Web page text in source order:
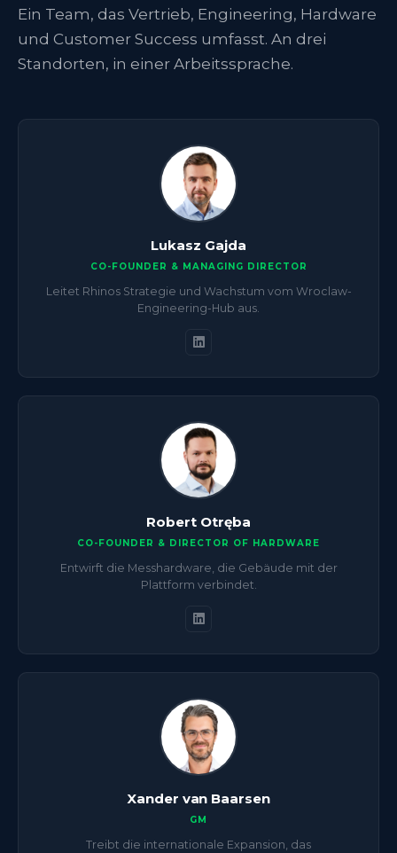
Ein Team, das Vertrieb, Engineering, Hardware
und Customer Success umfasst. An drei
Standorten, in einer Arbeitssprache.
Lukasz Gajda
CO-FOUNDER & MANAGING DIRECTOR
Leitet Rhinos Strategie und Wachstum vom Wroclaw-
Engineering-Hub aus.
Robert Otręba
CO-FOUNDER & DIRECTOR OF HARDWARE
Entwirft die Messhardware, die Gebäude mit der
Plattform verbindet.
Xander van Baarsen
GM
Treibt die internationale Expansion, das